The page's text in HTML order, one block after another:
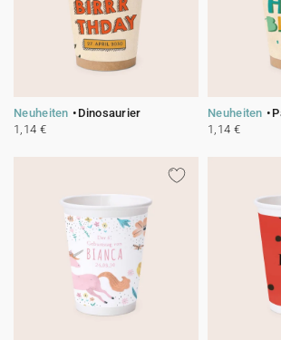
Neuheiten
Dinosaurier
1,14 €
Neuheiten
1,14 €